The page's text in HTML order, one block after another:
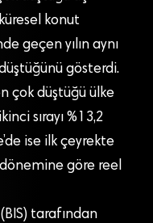
konut
geçen yılın aynı
gösterdi.
çok düştüğü ülke
sırayı %13,2
ise ilk çeyrekte
göre reel
tarafından